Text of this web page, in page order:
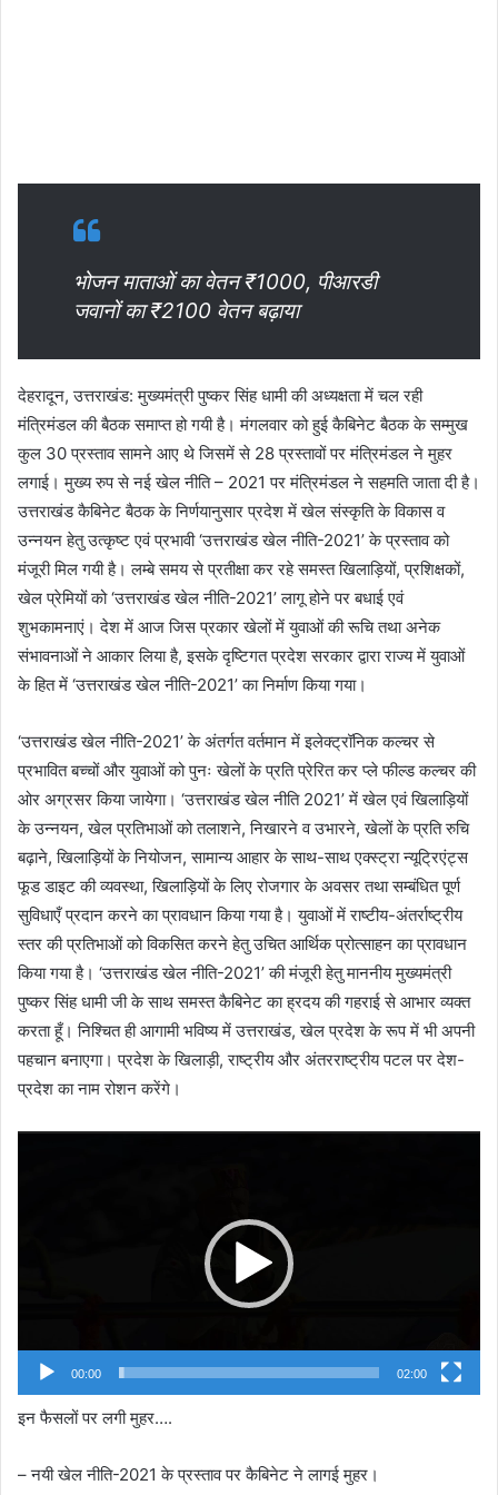
भोजन माताओं का वेतन ₹1000, पीआरडी
जवानों का ₹2100 वेतन बढ़ाया
देहरादून, उत्तराखंड: मुख्यमंत्री पुष्कर सिंह धामी की अध्यक्षता में चल रही
मंत्रिमंडल की बैठक समाप्त हो गयी है। मंगलवार को हुई कैबिनेट बैठक के सम्मुख
कुल 30 प्रस्ताव सामने आए थे जिसमें से 28 प्रस्तावों पर मंत्रिमंडल ने मुहर
लगाई। मुख्य रुप से नई खेल नीति – 2021 पर मंत्रिमंडल ने सहमति जाता दी है।
उत्तराखंड कैबिनेट बैठक के निर्णयानुसार प्रदेश में खेल संस्कृति के विकास व
उन्नयन हेतु उत्कृष्ट एवं प्रभावी ‘उत्तराखंड खेल नीति-2021’ के प्रस्ताव को
मंजूरी मिल गयी है। लम्बे समय से प्रतीक्षा कर रहे समस्त खिलाड़ियों, प्रशिक्षकों,
खेल प्रेमियों को ‘उत्तराखंड खेल नीति-2021’ लागू होने पर बधाई एवं
शुभकामनाएं। देश में आज जिस प्रकार खेलों में युवाओं की रूचि तथा अनेक
संभावनाओं ने आकार लिया है, इसके दृष्टिगत प्रदेश सरकार द्वारा राज्य में युवाओं
के हित में ‘उत्तराखंड खेल नीति-2021’ का निर्माण किया गया।
‘उत्तराखंड खेल नीति-2021’ के अंतर्गत वर्तमान में इलेक्ट्रॉनिक कल्चर से
प्रभावित बच्चों और युवाओं को पुनः खेलों के प्रति प्रेरित कर प्ले फील्ड कल्चर की
ओर अग्रसर किया जायेगा। ‘उत्तराखंड खेल नीति 2021’ में खेल एवं खिलाड़ियों
के उन्नयन, खेल प्रतिभाओं को तलाशने, निखारने व उभारने, खेलों के प्रति रुचि
बढ़ाने, खिलाड़ियों के नियोजन, सामान्य आहार के साथ-साथ एक्स्ट्रा न्यूट्रिएंट्स
फूड डाइट की व्यवस्था, खिलाड़ियों के लिए रोजगार के अवसर तथा सम्बंधित पूर्ण
सुविधाएँ प्रदान करने का प्रावधान किया गया है। युवाओं में राष्टीय-अंतर्राष्ट्रीय
स्तर की प्रतिभाओं को विकसित करने हेतु उचित आर्थिक प्रोत्साहन का प्रावधान
किया गया है। ‘उत्तराखंड खेल नीति-2021’ की मंजूरी हेतु माननीय मुख्यमंत्री
पुष्कर सिंह धामी जी के साथ समस्त कैबिनेट का ह्रदय की गहराई से आभार व्यक्त
करता हूँ। निश्चित ही आगामी भविष्य में उत्तराखंड, खेल प्रदेश के रूप में भी अपनी
पहचान बनाएगा। प्रदेश के खिलाड़ी, राष्ट्रीय और अंतरराष्ट्रीय पटल पर देश-
प्रदेश का नाम रोशन करेंगे।
00:00 02:00
इन फैसलों पर लगी मुहर….
– नयी खेल नीति-2021 के प्रस्ताव पर कैबिनेट ने लागई मुहर।